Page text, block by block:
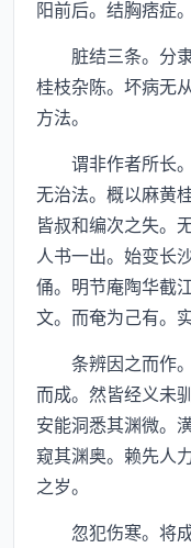
阳前后。结胸痞症
脏结三条。分隶
桂枝杂陈。坏病无
方法。
谓非作者所长。
无治法。概以麻黄
皆叔和编次之失。
人书一出。始变长
俑。明节庵陶华截
文。而奄为己有。
条辨因之而作。
而成。然皆经义未
安能洞悉其渊微。
窥其渊奥。赖先人
之岁。
忽犯伤寒。将成